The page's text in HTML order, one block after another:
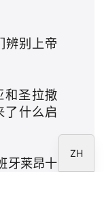
辨别上帝
和圣拉撒
了什么启
牙莱昂十
ZH